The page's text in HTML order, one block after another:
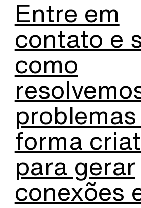
Entre em
contato e
como
problemas
forma
para gerar
conexões